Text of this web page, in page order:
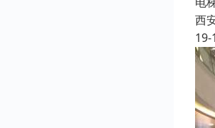
西
19-